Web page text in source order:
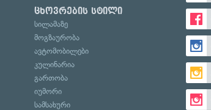
ცხოვრების სტილი
სილამაზე
მოგზაურობა
ავტომობილები
კულინარია
გართობა
იუმორი
სამსახური